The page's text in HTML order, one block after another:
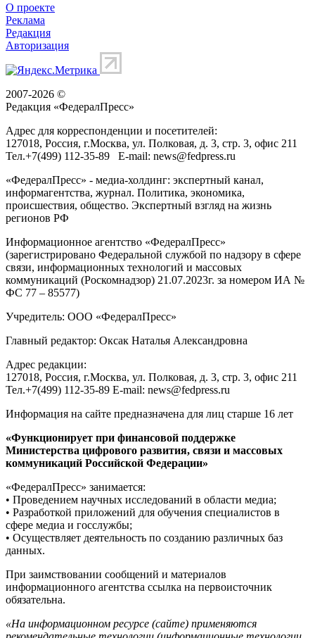
О проекте
Реклама
Редакция
Авторизация
2007-2026 ©
Редакция «ФедералПресс»
Адрес для корреспонденции и посетителей:
127018, Россия, г.Москва, ул. Полковая, д. 3, стр. 3, офис 211
Тел.+7(499) 112-35-89 E-mail: news@fedpress.ru
«ФедералПресс» - медиа-холдинг: экспертный канал,
информагентства, журнал. Политика, экономика,
происшествия, общество. Экспертный взгляд на жизнь
регионов РФ
Информационное агентство «ФедералПресс»
(зарегистрировано Федеральной службой по надзору в сфере
связи, информационных технологий и массовых
коммуникаций (Роскомнадзор) 21.07.2023г. за номером ИА №
ФС 77 – 85577)
Учредитель: ООО «ФедералПресс»
Главный редактор: Оксак Наталья Александровна
Адрес редакции:
127018, Россия, г.Москва, ул. Полковая, д. 3, стр. 3, офис 211
Тел.+7(499) 112-35-89 E-mail: news@fedpress.ru
Информация на сайте предназначена для лиц старше 16 лет
«Функционирует при финансовой поддержке
Министерства цифрового развития, связи и массовых
коммуникаций Российской Федерации»
«ФедералПресс» занимается:
• Проведением научных исследований в области медиа;
• Разработкой приложений для обучения специалистов в
сфере медиа и госслужбы;
• Осуществляет деятельность по созданию различных баз
данных.
При заимствовании сообщений и материалов
информационного агентства ссылка на первоисточник
обязательна.
«На информационном ресурсе (сайте) применяются